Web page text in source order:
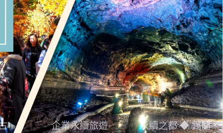
企業永續旅遊 永續之都 ◆ 錫蘭